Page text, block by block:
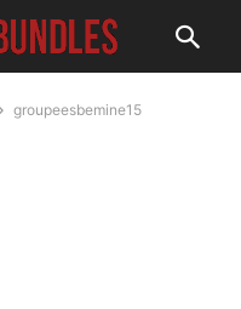
groupeesbemine15